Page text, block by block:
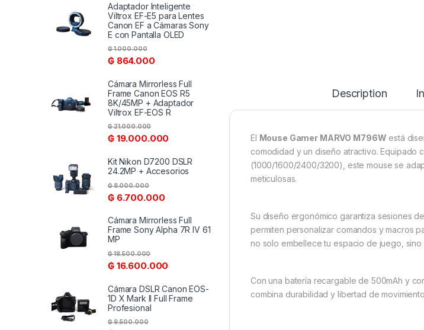
Description
El Mouse Gamer MARVO M796W está
comodidad y un diseño atractivo. Equipado
(1000/1600/2400/3200), este mouse se
meticulosas.
Su diseño ergonómico garantiza sesiones
permiten personalizar comandos y macros
no solo embellece tu espacio de juego,
Con una batería recargable de 500mAh y
combina durabilidad y libertad de
Adaptador Inteligente
Viltrox EF-E5 para Lentes
Canon EF a Cámaras Sony
E con Pantalla OLED
₲864.000
₲1.000.000
Cámara Mirrorless Full
Frame Canon EOS R5
8K/45MP + Adaptador
Viltrox EF-EOS R
₲19.000.000
₲21.000.000
Kit Nikon D7200 DSLR
24.2MP + Accesorios
₲6.700.000
₲8.000.000
Cámara Mirrorless Full
Frame Sony Alpha 7R IV 61
MP
₲16.600.000
₲18.500.000
Cámara DSLR Canon EOS-
1D X Mark II Full Frame
Profesional
₲9.500.000